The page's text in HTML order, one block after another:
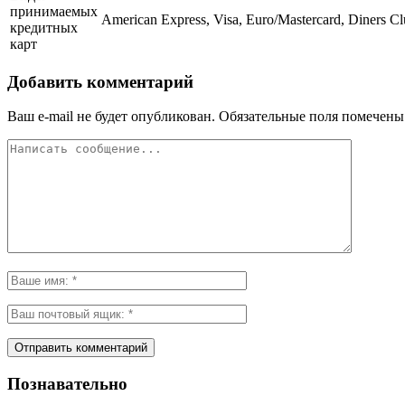
принимаемых
кредитных
карт
American Express, Visa, Euro/Mastercard, Diners
Добавить комментарий
Ваш e-mail не будет опубликован. Обязательные поля помечены
Познавательно